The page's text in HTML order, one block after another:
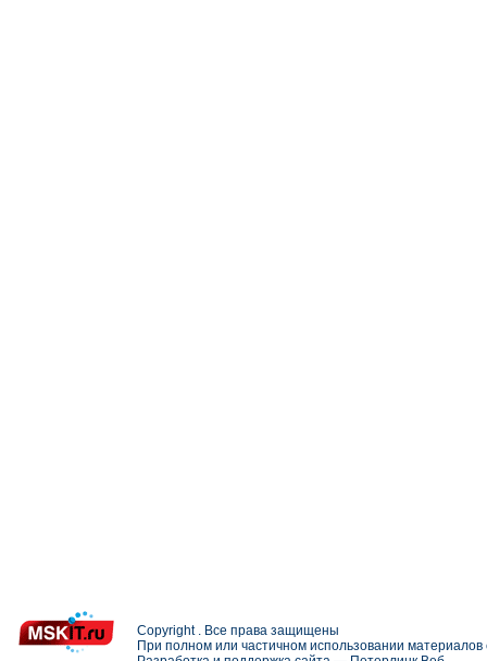
Copyright . Все права защищены
При полном или частичном использовании